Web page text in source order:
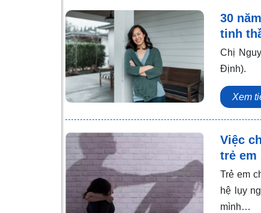
30
tinh
Chị
Định).
Xem
Việc
trẻ em
Trẻ em
hệ lụy
mình…